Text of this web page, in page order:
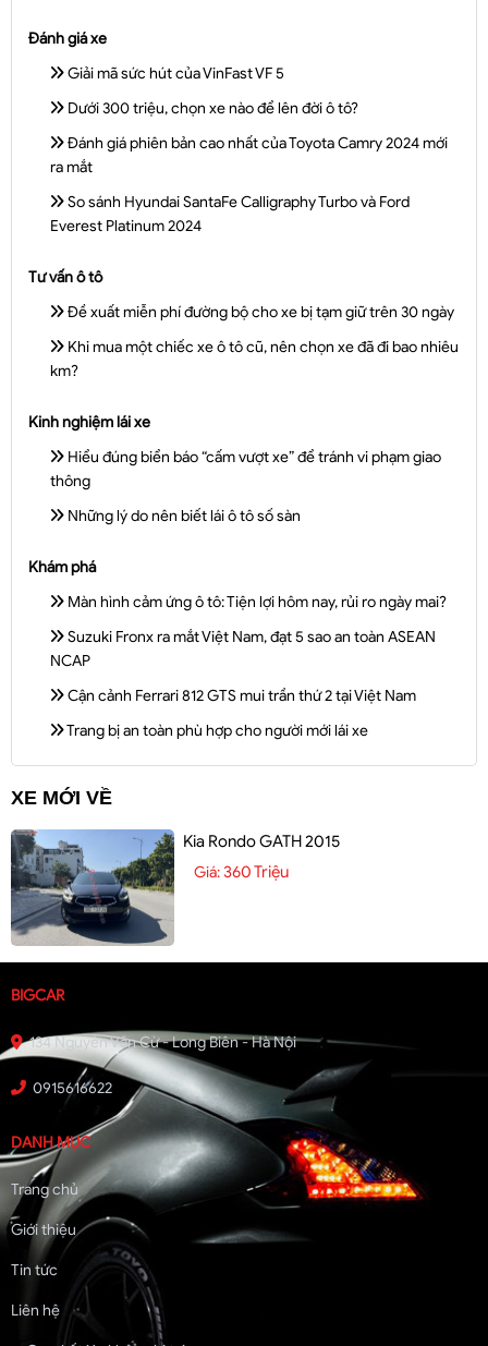
Đánh giá xe
Giải mã sức hút của VinFast VF 5
Dưới 300 triệu, chọn xe nào để lên đời ô tô?
Đánh giá phiên bản cao nhất của Toyota Camry 2024 mới
ra mắt
So sánh Hyundai SantaFe Calligraphy Turbo và Ford
Everest Platinum 2024
Tư vấn ô tô
Đề xuất miễn phí đường bộ cho xe bị tạm giữ trên 30 ngày
Khi mua một chiếc xe ô tô cũ, nên chọn xe đã đi bao nhiêu
km?
Kinh nghiệm lái xe
Hiểu đúng biển báo “cấm vượt xe” để tránh vi phạm giao
thông
Những lý do nên biết lái ô tô số sàn
Khám phá
Màn hình cảm ứng ô tô: Tiện lợi hôm nay, rủi ro ngày mai?
Suzuki Fronx ra mắt Việt Nam, đạt 5 sao an toàn ASEAN
NCAP
Cận cảnh Ferrari 812 GTS mui trần thứ 2 tại Việt Nam
Trang bị an toàn phù hợp cho người mới lái xe
XE MỚI VỀ
Kia Rondo GATH 2015
Giá:360 Triệu
BIGCAR
134 Nguyễn Văn Cừ - Long Biên - Hà Nội
0915616622
DANH MỤC
Trang chủ
Giới thiệu
Tin tức
Liên hệ